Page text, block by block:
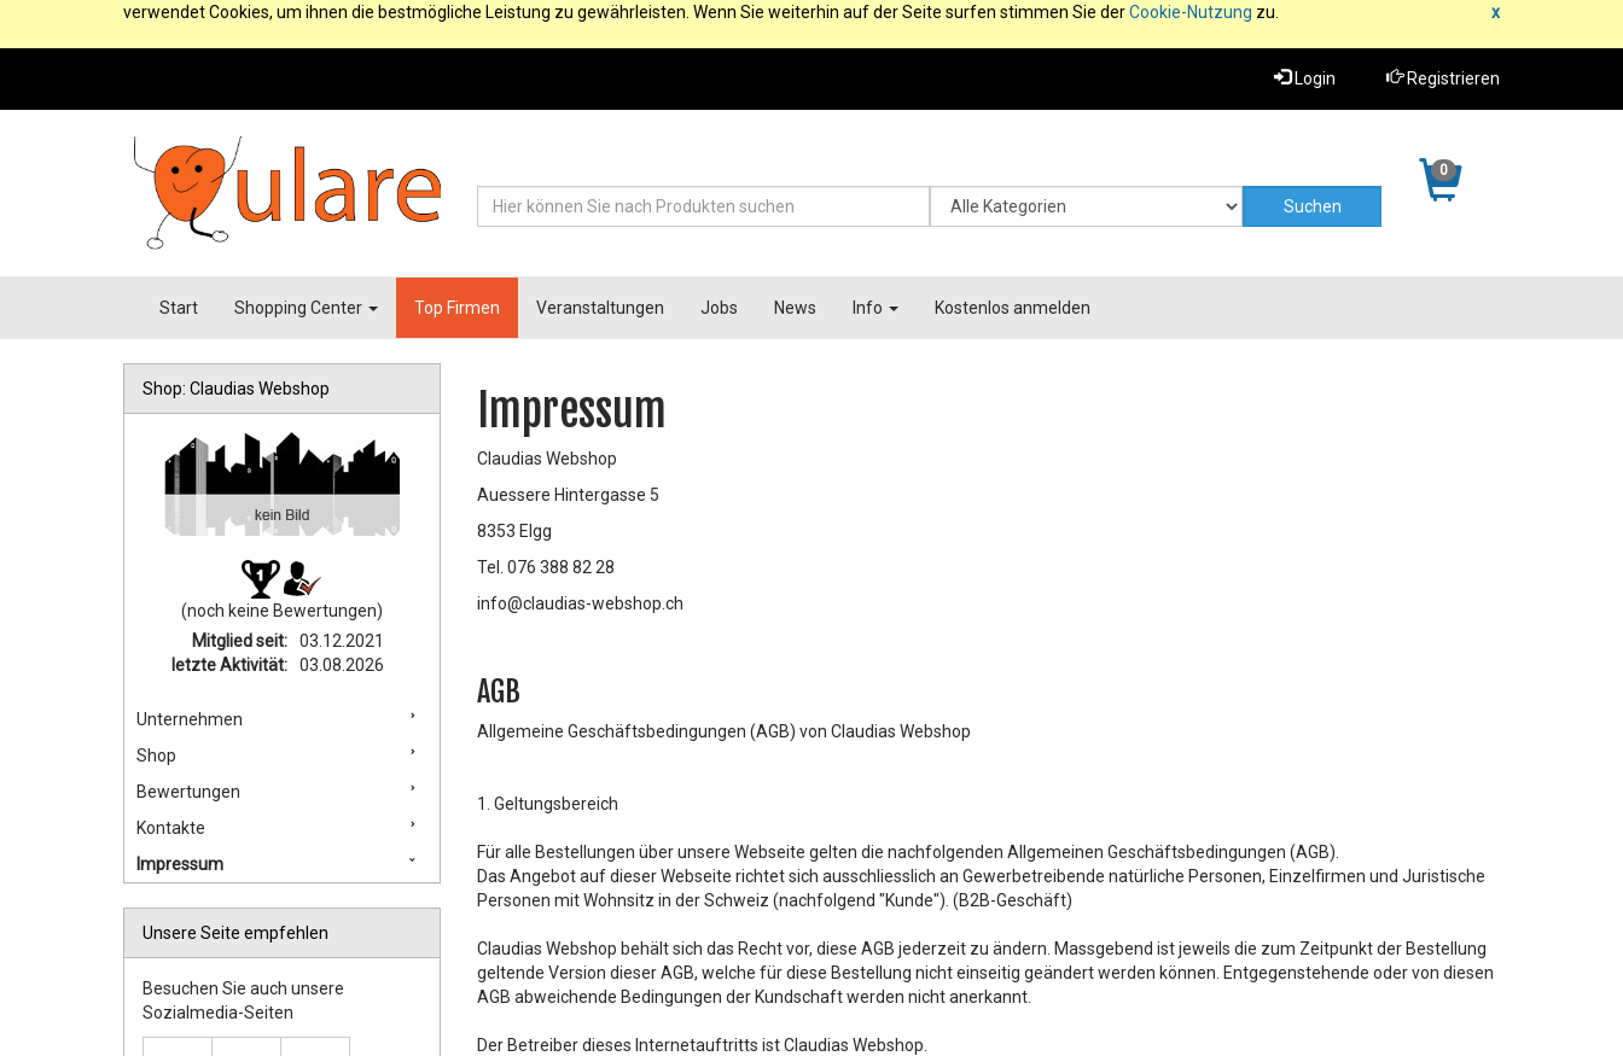
x
verwendet Cookies, um ihnen die bestmögliche Leistung zu gewährleisten. Wenn Sie weiterhin auf der Seite surfen stimmen Sie derCookie-Nutzung zu.
Login Registrieren
0
Start Shopping Center Top Firmen Veranstaltungen Jobs News Info Kostenlos anmelden
Impressum
Claudias Webshop
Auessere Hintergasse 5
8353 Elgg
Tel. 076 388 82 28
info@claudias-webshop.ch
AGB
Allgemeine Geschäftsbedingungen (AGB) von Claudias Webshop
1. Geltungsbereich
Für alle Bestellungen über unsere Webseite gelten die nachfolgenden Allgemeinen Geschäftsbedingungen (AGB).
Das Angebot auf dieser Webseite richtet sich ausschliesslich an Gewerbetreibende natürliche Personen, Einzelfirmen und Juristische
Personen mit Wohnsitz in der Schweiz (nachfolgend "Kunde"). (B2B-Geschäft)
Claudias Webshop behält sich das Recht vor, diese AGB jederzeit zu ändern. Massgebend ist jeweils die zum Zeitpunkt der Bestellung
geltende Version dieser AGB, welche für diese Bestellung nicht einseitig geändert werden können. Entgegenstehende oder von diesen
AGB abweichende Bedingungen der Kundschaft werden nicht anerkannt.
Der Betreiber dieses Internetauftritts ist Claudias Webshop.
Shop: Claudias Webshop
(noch keine Bewertungen)
Mitglied seit:
03.12.2021
letzte Aktivität:
03.08.2026
Unternehmen
Shop
Bewertungen
Kontakte
Impressum
Unsere Seite empfehlen
Besuchen Sie auch unsere
Sozialmedia-Seiten